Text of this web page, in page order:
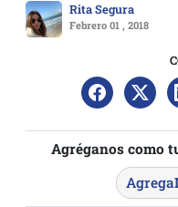
Rita Segura
Febrero 01 , 2018
Agréganos como
Agrega